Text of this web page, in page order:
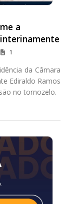
a
1
da Câmara
Ediraldo Ramos
no tornozelo.